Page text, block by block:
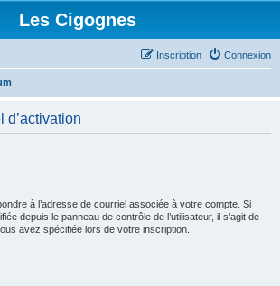
Les Cigognes
Connexion
Inscription
d’activation
à l’adresse de courriel associée à votre compte. Si
depuis le panneau de contrôle de l’utilisateur, il s’agit de
avez spécifiée lors de votre inscription.